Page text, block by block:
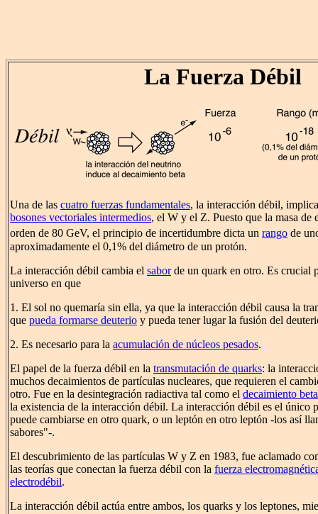
La Fuerza Débil
Una de las cuatro fuerzas fundamentales, la interacción débil,
bosones vectoriales intermedios, el W y el Z. Puesto que la masa de
orden de 80 GeV, el principio de incertidumbre dicta un rango de
aproximadamente el 0,1% del diámetro de un protón.
La interacción débil cambia el saborde un quark en otro. Es crucial
universo en que
1. El sol no quemaría sin ella, ya que la interacción débil causa la
que pueda formarse deuterio y pueda tener lugar la fusión del
2. Es necesario para la acumulación de núcleos pesados.
El papel de la fuerza débil en la transmutación de quarks: la
muchos decaimientos de partículas nucleares, que requieren el
otro. Fue en la desintegración radiactiva tal como el decaimiento beta
la existencia de la interacción débil. La interacción débil es el único
puede cambiarse en otro quark, o un leptón en otro leptón -los así
sabores"-.
El descubrimiento de las partículas W y Z en 1983, fue aclamado
las teorías que conectan la fuerza débil con la fuerza
electrodébil.
La interacción débil actúa entre ambos, los quarks y los leptones,